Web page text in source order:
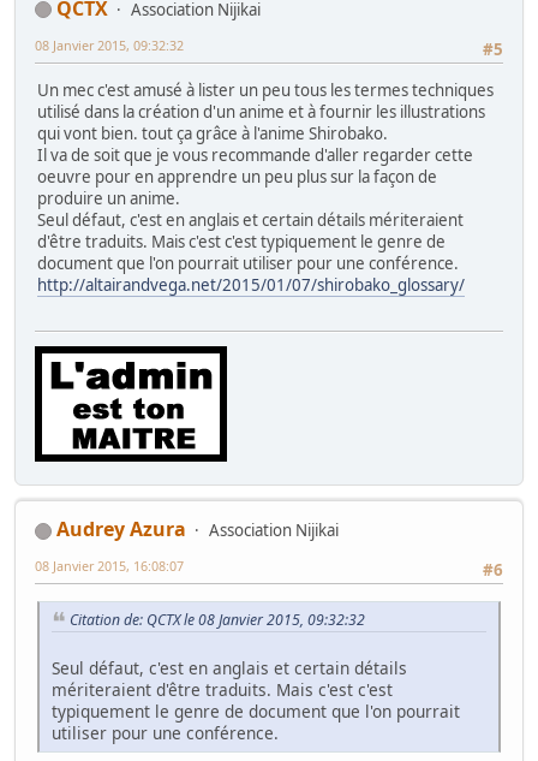
QCTX
Association Nijikai
#5
08 Janvier 2015, 09:32:32
Un mec c'est amusé à lister un peu tous les termes techniques
utilisé dans la création d'un anime et à fournir les illustrations
qui vont bien. tout ça grâce à l'anime Shirobako.
Il va de soit que je vous recommande d'aller regarder cette
oeuvre pour en apprendre un peu plus sur la façon de
produire un anime.
Seul défaut, c'est en anglais et certain détails mériteraient
d'être traduits. Mais c'est c'est typiquement le genre de
document que l'on pourrait utiliser pour une conférence.
http://altairandvega.net/2015/01/07/shirobako_glossary/
Audrey Azura
Association Nijikai
#6
08 Janvier 2015, 16:08:07
Citation de: QCTX le 08 Janvier 2015, 09:32:32
Seul défaut, c'est en anglais et certain détails
mériteraient d'être traduits. Mais c'est c'est
typiquement le genre de document que l'on pourrait
utiliser pour une conférence.